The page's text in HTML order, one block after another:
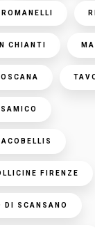
CHIANTI
FIRENZE
DI SCANSANO